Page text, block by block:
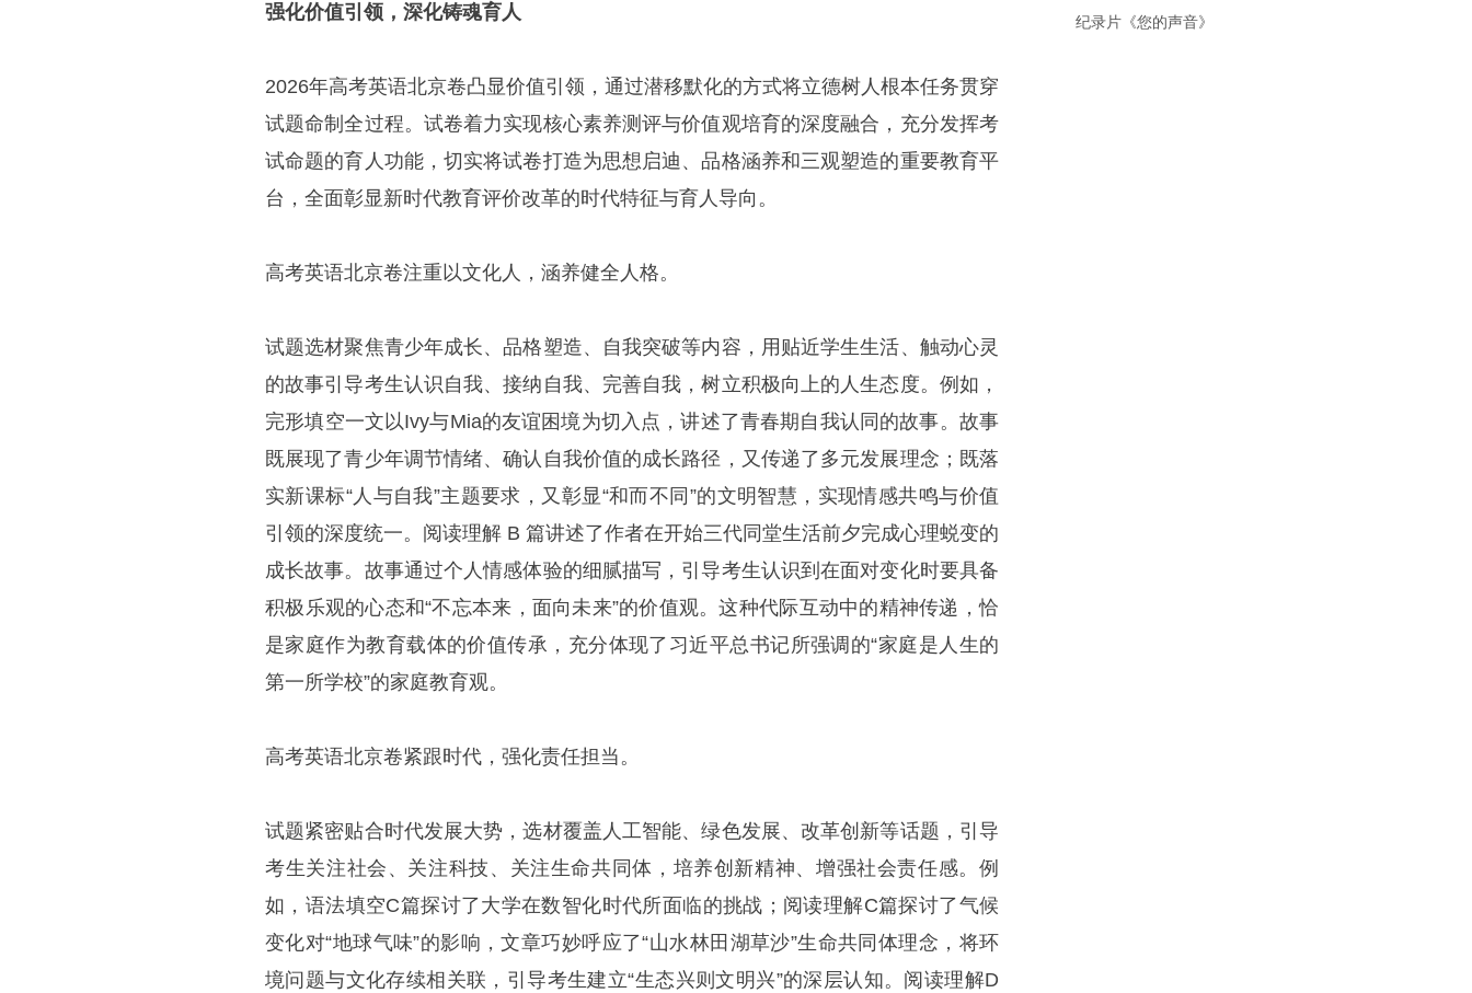
强化价值引领，深化铸魂育人
2026年高考英语北京卷凸显价值引领，通过潜移默化的方式将立德树人根本任务贯穿
试题命制全过程。试卷着力实现核心素养测评与价值观培育的深度融合，充分发挥考
试命题的育人功能，切实将试卷打造为思想启迪、品格涵养和三观塑造的重要教育平
台，全面彰显新时代教育评价改革的时代特征与育人导向。
高考英语北京卷注重以文化人，涵养健全人格。
试题选材聚焦青少年成长、品格塑造、自我突破等内容，用贴近学生生活、触动心灵
的故事引导考生认识自我、接纳自我、完善自我，树立积极向上的人生态度。例如，
完形填空一文以Ivy与Mia的友谊困境为切入点，讲述了青春期自我认同的故事。故事
既展现了青少年调节情绪、确认自我价值的成长路径，又传递了多元发展理念；既落
实新课标“人与自我”主题要求，又彰显“和而不同”的文明智慧，实现情感共鸣与价值
引领的深度统一。阅读理解 B 篇讲述了作者在开始三代同堂生活前夕完成心理蜕变的
成长故事。故事通过个人情感体验的细腻描写，引导考生认识到在面对变化时要具备
积极乐观的心态和“不忘本来，面向未来”的价值观。这种代际互动中的精神传递，恰
是家庭作为教育载体的价值传承，充分体现了习近平总书记所强调的“家庭是人生的
第一所学校”的家庭教育观。
高考英语北京卷紧跟时代，强化责任担当。
试题紧密贴合时代发展大势，选材覆盖人工智能、绿色发展、改革创新等话题，引导
考生关注社会、关注科技、关注生命共同体，培养创新精神、增强社会责任感。例
如，语法填空C篇探讨了大学在数智化时代所面临的挑战；阅读理解C篇探讨了气候
变化对“地球气味”的影响，文章巧妙呼应了“山水林田湖草沙”生命共同体理念，将环
境问题与文化存续相关联，引导考生建立“生态兴则文明兴”的深层认知。阅读理解D
纪录片《您的声音》